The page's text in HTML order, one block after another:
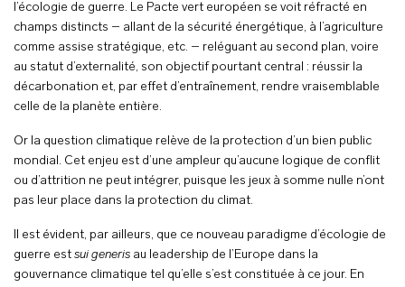
l’écologie de guerre. Le Pacte vert européen se voit réfracté en
champs distincts – allant de la sécurité énergétique, à l’agriculture
comme assise stratégique, etc. – reléguant au second plan, voire
au statut d’externalité, son objectif pourtant central : réussir la
décarbonation et, par effet d’entraînement, rendre vraisemblable
celle de la planète entière.
Or la question climatique relève de la protection d’un bien public
mondial. Cet enjeu est d’une ampleur qu’aucune logique de conflit
ou d’attrition ne peut intégrer, puisque les jeux à somme nulle n’ont
pas leur place dans la protection du climat.
Il est évident, par ailleurs, que ce nouveau paradigme d’écologie de
guerre est sui generis au leadership de l’Europe dans la
gouvernance climatique tel qu’elle s’est constituée à ce jour. En